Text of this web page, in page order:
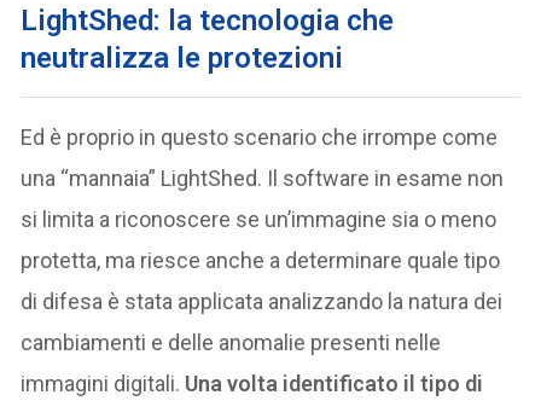
LightShed: la tecnologia che
neutralizza le protezioni
Ed è proprio in questo scenario che irrompe come
una “mannaia” LightShed. Il software in esame non
si limita a riconoscere se un’immagine sia o meno
protetta, ma riesce anche a determinare quale tipo
di difesa è stata applicata analizzando la natura dei
cambiamenti e delle anomalie presenti nelle
immagini digitali. Una volta identificato il tipo di